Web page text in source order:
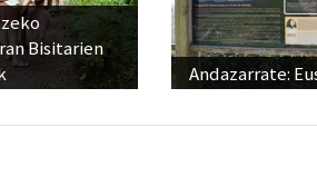
Bisitarien
Andazarrate: